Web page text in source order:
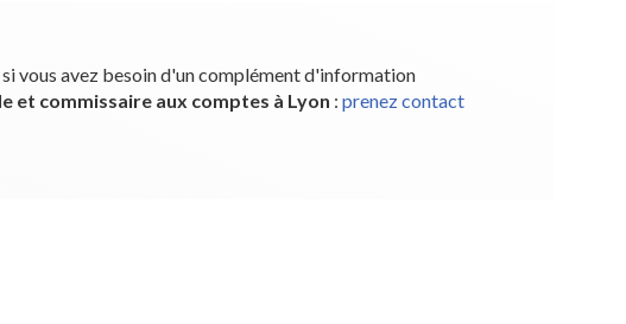
vous avez besoin d'un complément d'information
et commissaire aux comptes à Lyon : prenez contact